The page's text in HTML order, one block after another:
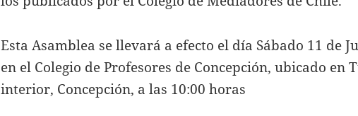
Esta Asamblea se llevará a efecto el día Sábado 11 de
en el Colegio de Profesores de Concepción, ubicado en
interior, Concepción, a las 10:00 horas